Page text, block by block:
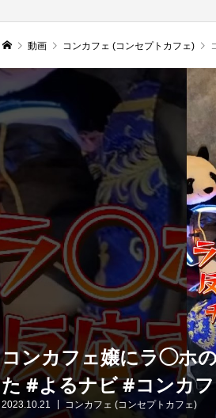
動画 コンカフェ (コンセプトカフェ)
コンカフェ嬢にラ◯ホ
た #よるナビ #コンカ
2023.10.21 コンカフェ (コンセプトカフェ)